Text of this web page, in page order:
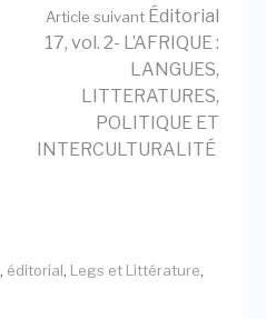
Article suivantÉditorial
17, vol. 2- L’AFRIQUE :
LANGUES,
LITTERATURES,
POLITIQUE ET
INTERCULTURALITÉ
, éditorial, Legs et Littérature,